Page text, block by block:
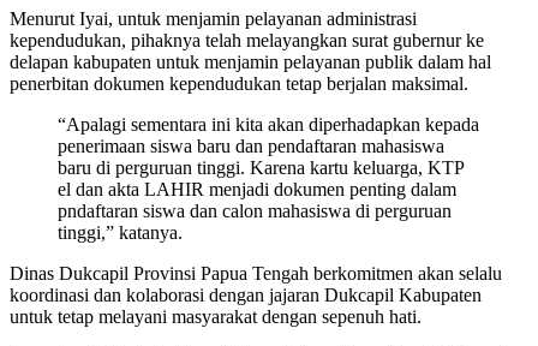
Menurut Iyai, untuk menjamin pelayanan administrasi
kependudukan, pihaknya telah melayangkan surat gubernur ke
delapan kabupaten untuk menjamin pelayanan publik dalam hal
penerbitan dokumen kependudukan tetap berjalan maksimal.
“Apalagi sementara ini kita akan diperhadapkan kepada
penerimaan siswa baru dan pendaftaran mahasiswa
baru di perguruan tinggi. Karena kartu keluarga, KTP
el dan akta LAHIR menjadi dokumen penting dalam
pndaftaran siswa dan calon mahasiswa di perguruan
tinggi,” katanya.
Dinas Dukcapil Provinsi Papua Tengah berkomitmen akan selalu
koordinasi dan kolaborasi dengan jajaran Dukcapil Kabupaten
untuk tetap melayani masyarakat dengan sepenuh hati.